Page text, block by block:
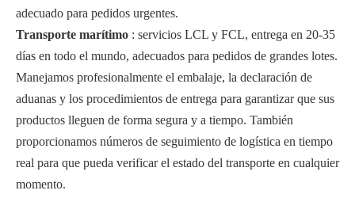
adecuado para pedidos urgentes.
Transporte marítimo : servicios LCL y FCL, entrega en 20-35
días en todo el mundo, adecuados para pedidos de grandes lotes.
Manejamos profesionalmente el embalaje, la declaración de
aduanas y los procedimientos de entrega para garantizar que sus
productos lleguen de forma segura y a tiempo. También
proporcionamos números de seguimiento de logística en tiempo
real para que pueda verificar el estado del transporte en cualquier
momento.